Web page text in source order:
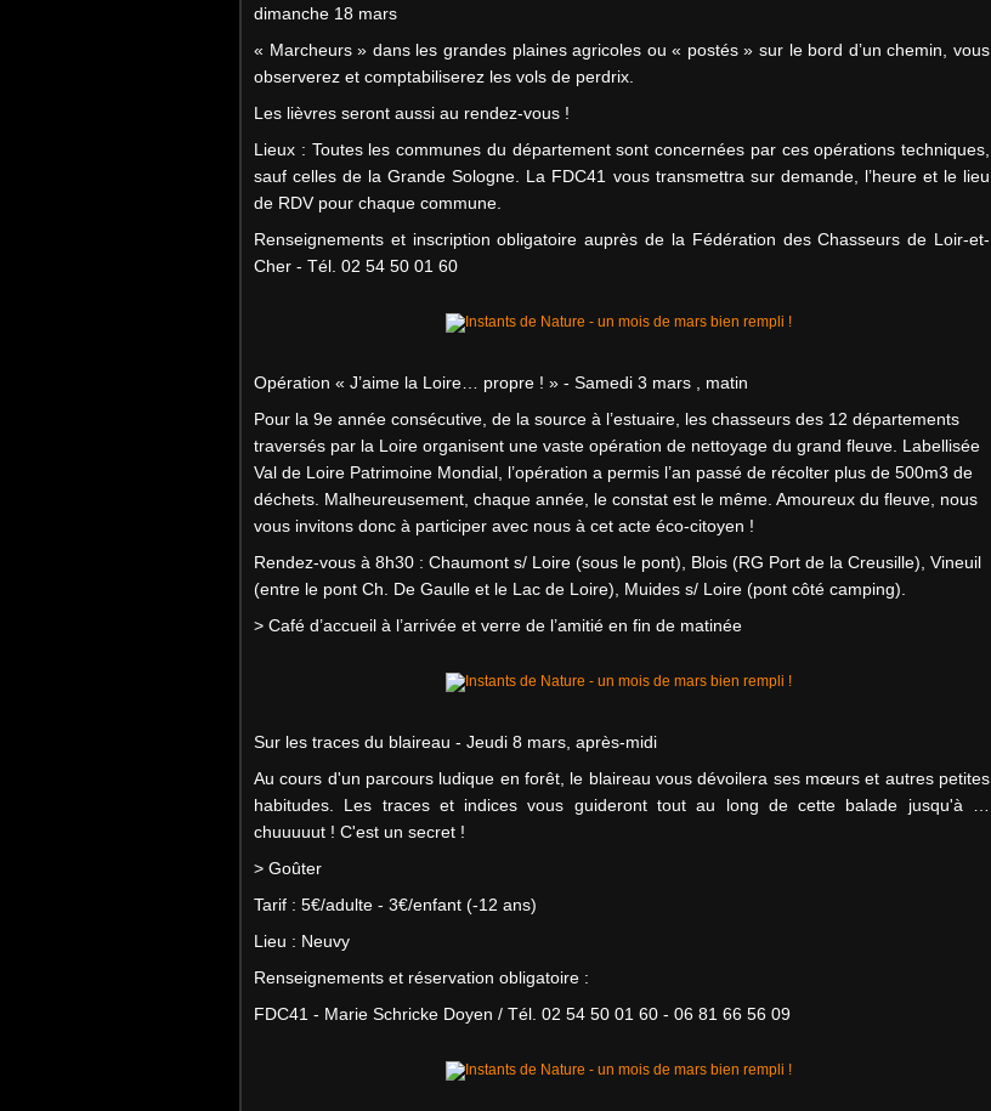
dimanche 18 mars
« Marcheurs » dans les grandes plaines agricoles ou « postés » sur le bord d’un chemin, vous
observerez et comptabiliserez les vols de perdrix.
Les lièvres seront aussi au rendez-vous !
Lieux : Toutes les communes du département sont concernées par ces opérations techniques,
sauf celles de la Grande Sologne. La FDC41 vous transmettra sur demande, l’heure et le lieu
de RDV pour chaque commune.
Renseignements et inscription obligatoire auprès de la Fédération des Chasseurs de Loir-et-
Cher - Tél. 02 54 50 01 60
Opération « J’aime la Loire… propre ! » - Samedi 3 mars , matin
Pour la 9e année consécutive, de la source à l’estuaire, les chasseurs des 12 départements
traversés par la Loire organisent une vaste opération de nettoyage du grand fleuve. Labellisée
Val de Loire Patrimoine Mondial, l’opération a permis l’an passé de récolter plus de 500m3 de
déchets. Malheureusement, chaque année, le constat est le même. Amoureux du fleuve, nous
vous invitons donc à participer avec nous à cet acte éco-citoyen !
Rendez-vous à 8h30 : Chaumont s/ Loire (sous le pont), Blois (RG Port de la Creusille), Vineuil
(entre le pont Ch. De Gaulle et le Lac de Loire), Muides s/ Loire (pont côté camping).
> Café d’accueil à l’arrivée et verre de l’amitié en fin de matinée
Sur les traces du blaireau - Jeudi 8 mars, après-midi
Au cours d'un parcours ludique en forêt, le blaireau vous dévoilera ses mœurs et autres petites
habitudes. Les traces et indices vous guideront tout au long de cette balade jusqu'à …
chuuuuut ! C'est un secret !
> Goûter
Tarif : 5€/adulte - 3€/enfant (-12 ans)
Lieu : Neuvy
Renseignements et réservation obligatoire :
FDC41 - Marie Schricke Doyen / Tél. 02 54 50 01 60 - 06 81 66 56 09